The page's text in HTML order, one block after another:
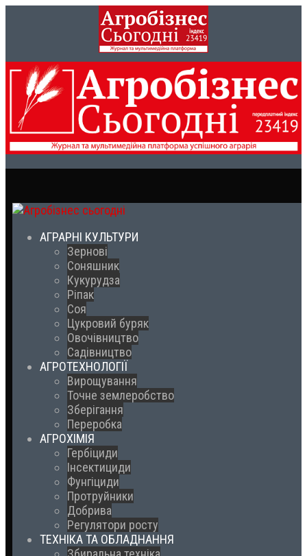
АГРАРНІ КУЛЬТУРИ
Зернові
Соняшник
Кукурудза
Ріпак
Соя
Цукровий буряк
Овочівництво
Садівництво
АГРОТЕХНОЛОГІЇ
Вирощування
Точне землеробство
Зберігання
Переробка
АГРОХІМІЯ
Гербіциди
Інсектициди
Фунгіциди
Протруйники
Добрива
Регулятори росту
ТЕХНІКА ТА ОБЛАДНАННЯ